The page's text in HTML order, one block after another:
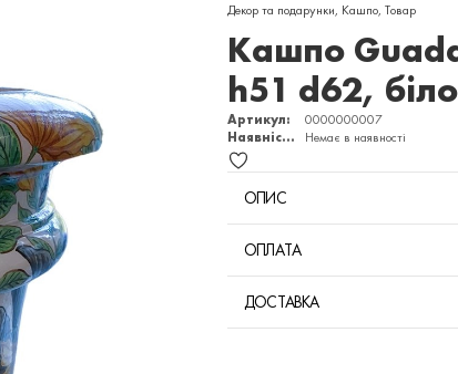
Декор та подарунки, Кашпо, Товар
Кашпо
h51 d62,
Артикул:
0000000007
Наявність:
Немає в наявності
ОПИС
ОПЛАТА
ДОСТАВКА